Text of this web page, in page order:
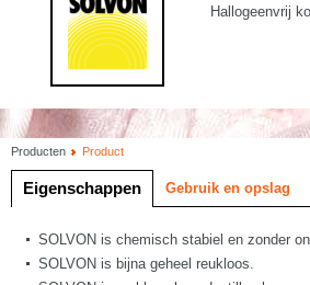
Hallogeenvrij
Producten Product
Eigenschappen Gebruik en opslag
SOLVON is chemisch stabiel en zonder
SOLVON is bijna geheel reukloos.